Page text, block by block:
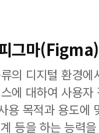
그마
의 디지털 환경
에 대하여 사용
용 목적과 용도에
등을 하는 능력